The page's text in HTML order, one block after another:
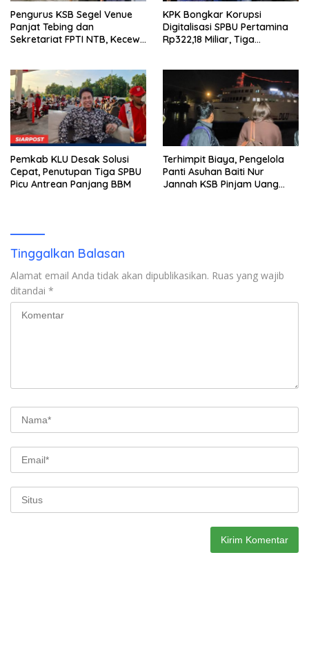
Pengurus KSB Segel Venue
Panjat Tebing dan
Sekretariat FPTI NTB, Kecewa
KPK Bongkar Korupsi
Digitalisasi SPBU Pertamina
Rp322,18 Miliar, Tiga
Pemkab KLU Desak Solusi
Cepat, Penutupan Tiga SPBU
Picu Antrean Panjang BBM
Terhimpit Biaya, Pengelola
Panti Asuhan Baiti Nur
Jannah KSB Pinjam Uang
Tinggalkan Balasan
Alamat email Anda tidak akan dipublikasikan. Ruas yang wajib
ditandai *